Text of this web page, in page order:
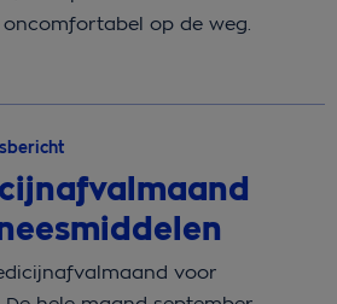
op de weg.
voor